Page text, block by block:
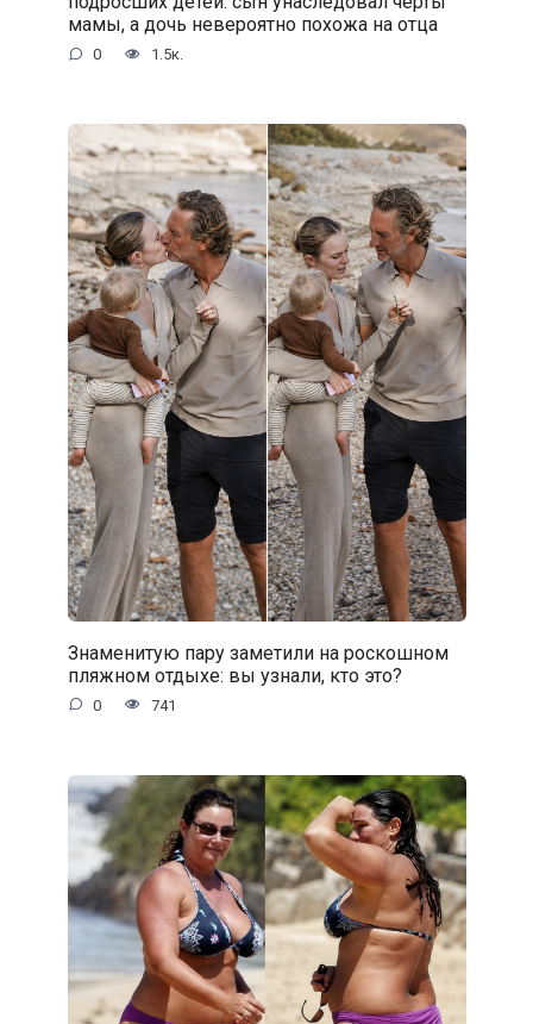
мамы, а дочь невероятно похожа на отца
0 1.5к.
Знаменитую пару заметили на роскошном
пляжном отдыхе: вы узнали, кто это?
0 741